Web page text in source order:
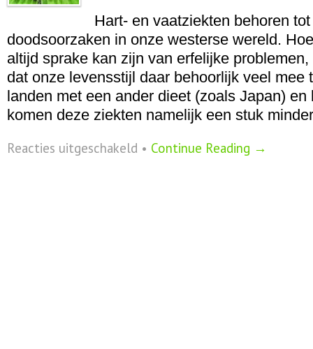
Hart- en vaatziekten behoren
doodsoorzaken in onze westerse wereld.
altijd sprake kan zijn van erfelijke
dat onze levensstijl daar behoorlijk veel mee
landen met een ander dieet (zoals Japan) en
komen deze ziekten namelijk een stuk
Reacties uitgeschakeld voor
• Continue Reading →